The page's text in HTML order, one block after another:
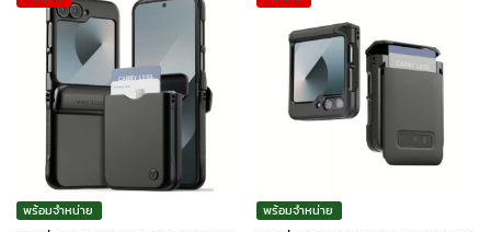
พร้อมจำหน่าย พร้อมจำหน่าย